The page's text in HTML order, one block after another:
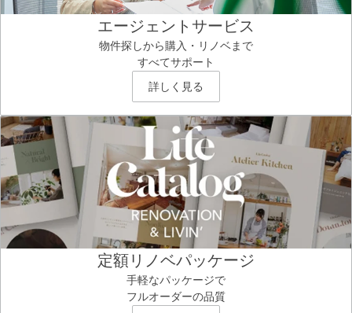
エージェントサービス
物件探しから購入・リノベまで
すべてサポート
詳しく見る
定額リノベパッケージ
手軽なパッケージで
フルオーダーの品質